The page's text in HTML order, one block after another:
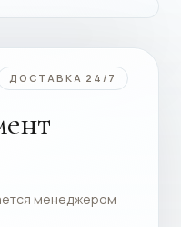
ДОСТАВКА 24/7
менеджером